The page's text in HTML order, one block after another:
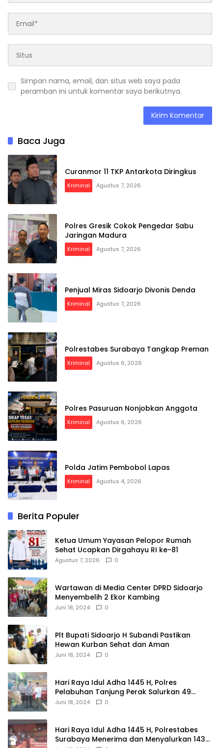
Simpan nama, email, dan situs web saya pada
peramban ini untuk komentar saya berikutnya.
Baca Juga
Curanmor 11 TKP Antarkota Diringkus
Kriminal Agustus 7, 2026
Polres Gresik Cokok Pengedar Sabu
Jaringan Madura
Kriminal Agustus 7, 2026
Penjual Miras Sidoarjo Divonis Denda
Kriminal Agustus 7, 2026
Polrestabes Surabaya Tangkap Preman
Kriminal Agustus 6, 2026
Polres Pasuruan Nonjobkan Anggota
Kriminal Agustus 6, 2026
Polda Jatim Pembobol Lapas
Kriminal Agustus 4, 2026
Berita Populer
Ketua Umum Yayasan Pelopor Rumah
Sehat Ucapkan Dirgahayu RI ke-81
Agustus 7, 2026 0
Wartawan di Media Center DPRD Sidoarjo
Menyembelih 2 Ekor Kambing
Juni 18, 2024 0
Plt Bupati Sidoarjo H Subandi Pastikan
Hewan Kurban Sehat dan Aman
Juni 18, 2024 0
Hari Raya Idul Adha 1445 H, Polres
Pelabuhan Tanjung Perak Salurkan 49
Hewan Korban.
Juni 18, 2024 0
Hari Raya Idul Adha 1445 H, Polrestabes
Surabaya Menerima dan Menyalurkan 143